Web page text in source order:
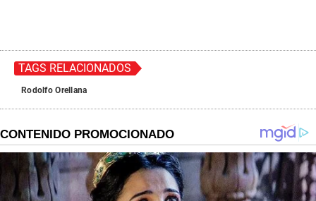
TAGS RELACIONADOS
Rodolfo Orellana